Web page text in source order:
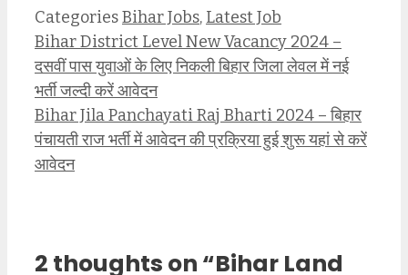
CategoriesBihar Jobs, Latest Job
Bihar District Level New Vacancy 2024 –
दसवीं पास युवाओं के लिए निकली बिहार जिला लेवल में नई
भर्ती जल्दी करें आवेदन
Bihar Jila Panchayati Raj Bharti 2024 – बिहार
पंचायती राज भर्ती में आवेदन की प्रक्रिया हुई शुरू यहां से करें
आवेदन
2 thoughts on “Bihar Land